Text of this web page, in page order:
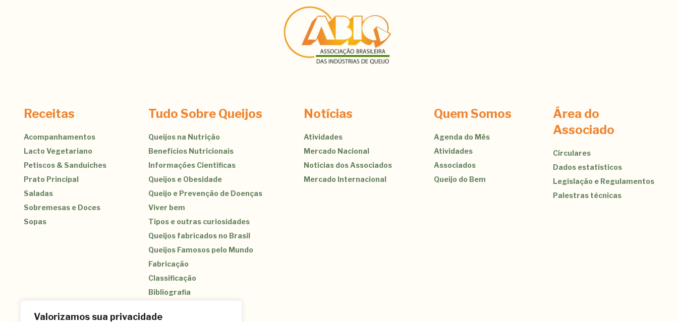
Valorizamos sua privacidade
Receitas
Acompanhamentos
Lacto Vegetariano
Petiscos & Sanduiches
Prato Principal
Saladas
Sobremesas e Doces
Sopas
Tudo Sobre Queijos
Queijos na Nutrição
Benefícios Nutricionais
Informações Científicas
Queijos e Obesidade
Queijo e Prevenção de Doenças
Viver bem
Tipos e outras curiosidades
Queijos fabricados no Brasil
Queijos Famosos pelo Mundo
Fabricação
Classificação
Bibliografia
Notícias
Atividades
Mercado Nacional
Notícias dos Associados
Mercado Internacional
Quem Somos
Agenda do Mês
Atividades
Associados
Queijo do Bem
Área do
Associado
Circulares
Dados estatísticos
Legislação e Regulamentos
Palestras técnicas